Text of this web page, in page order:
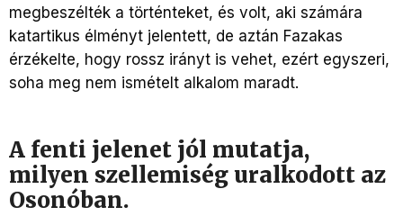
megbeszélték a történteket, és volt, aki számára
katartikus élményt jelentett, de aztán Fazakas
érzékelte, hogy rossz irányt is vehet, ezért egyszeri,
soha meg nem ismételt alkalom maradt.
A fenti jelenet jól mutatja,
milyen szellemiség uralkodott az
Osonóban.